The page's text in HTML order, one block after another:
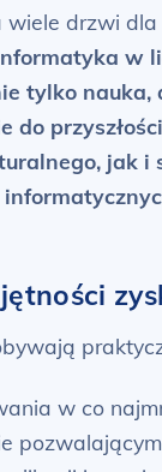
wiele drzwi dla
w
tylko nauka,
do
jak i
w co